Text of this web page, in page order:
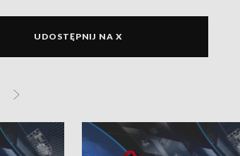
UDOSTĘPNIJ NA X